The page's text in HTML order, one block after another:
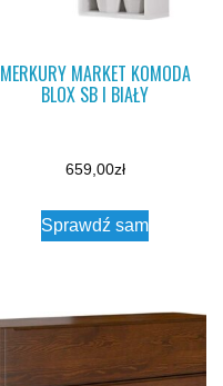
MERKURY MARKET KOMODA
BLOX SB I BIAŁY
659,00zł
Sprawdź sam